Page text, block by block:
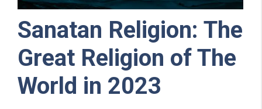
Sanatan Religion: The
Great Religion of The
World in 2023